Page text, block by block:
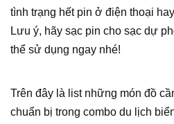
tình trạng hết pin ở điện thoại
Lưu ý, hãy sạc pin cho sạc dự
thể sử dụng ngay nhé!
Trên đây là list những món đồ
chuẩn bị trong combo du lịch